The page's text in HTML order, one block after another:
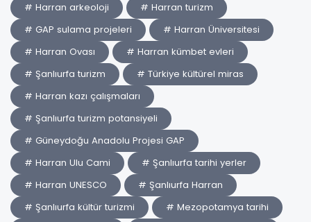
# Harran arkeoloji
# Harran turizm
# GAP sulama projeleri
# Harran Üniversitesi
# Harran Ovası
# Harran kümbet evleri
# Şanlıurfa turizm
# Türkiye kültürel miras
# Harran kazı çalışmaları
# Şanlıurfa turizm potansiyeli
# Güneydoğu Anadolu Projesi GAP
# Harran Ulu Cami
# Şanlıurfa tarihi yerler
# Harran UNESCO
# Şanlıurfa Harran
# Şanlıurfa kültür turizmi
# Mezopotamya tarihi